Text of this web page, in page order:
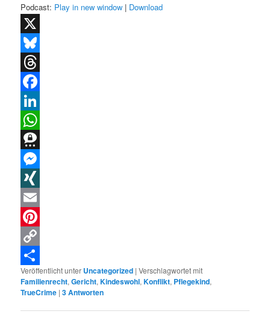
Podcast: Play in new window | Download
X
Bluesky
Threads
Facebook
LinkedIn
WhatsApp
Threema
Messenger
XING
Email
Pinterest
Copy
Link
Teilen
Veröffentlicht unter Uncategorized |Verschlagwortet mit
Familienrecht,Gericht,Kindeswohl,Konflikt, Pflegekind,
TrueCrime |3Antworten